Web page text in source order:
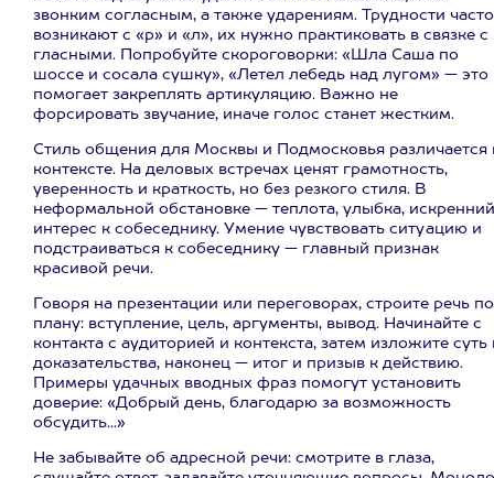
звонким согласным, а также ударениям. Трудности часто
возникают с «р» и «л», их нужно практиковать в связке с
гласными. Попробуйте скороговорки: «Шла Саша по
шоссе и сосала сушку», «Летел лебедь над лугом» — это
помогает закреплять артикуляцию. Важно не
форсировать звучание, иначе голос станет жестким.
Стиль общения для Москвы и Подмосковья различается
контексте. На деловых встречах ценят грамотность,
уверенность и краткость, но без резкого стиля. В
неформальной обстановке — теплота, улыбка, искренний
интерес к собеседнику. Умение чувствовать ситуацию и
подстраиваться к собеседнику — главный признак
красивой речи.
Говоря на презентации или переговорах, строите речь по
плану: вступление, цель, аргументы, вывод. Начинайте с
контакта с аудиторией и контекста, затем изложите суть
доказательства, наконец — итог и призыв к действию.
Примеры удачных вводных фраз помогут установить
доверие: «Добрый день, благодарю за возможность
обсудить...»
Не забывайте об адресной речи: смотрите в глаза,